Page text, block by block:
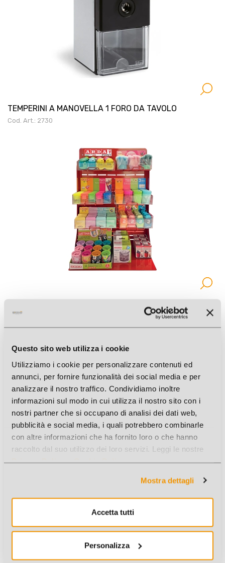
Questo sito web utilizza i cookie
Utilizziamo i cookie per personalizzare contenuti ed
annunci, per fornire funzionalità dei social media e per
analizzare il nostro traffico. Condividiamo inoltre
informazioni sul modo in cui utilizza il nostro sito con i
nostri partner che si occupano di analisi dei dati web,
pubblicità e social media, i quali potrebbero combinarle
con altre informazioni che ha fornito loro o che hanno
raccolto dal suo utilizzo dei loro servizi. Leggi le nostre
Privacy PolicyeCookie Policy.
Mostra dettagli
Accetta tutti
Personalizza
TEMPERINI A MANOVELLA 1 FORO DA TAVOLO
Cod. Art.: 2730
Cod. Art.: 262984
TEMPERAMATITE 3D 10CM MARVEL 24PZ EXPO